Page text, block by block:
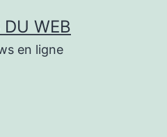
DU WEB
en ligne